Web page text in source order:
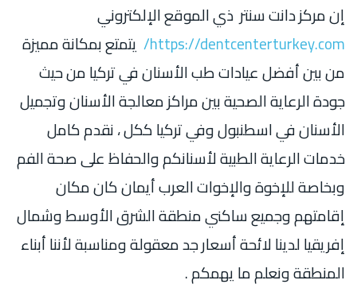
إن مركز دانت سنتر ذي الموقع الإلكتروني
https://dentcenterturkey.com/ يتمتع بمكانة مميزة
من بين أفضل عيادات طب الأسنان في تركيا من حيث
جودة الرعاية الصحية بين مراكز معالجة الأسنان وتجميل
الأسنان في اسطنبول وفي تركيا ككل ، نقدم كامل
خدمات الرعاية الطبية لأسنانكم والحفاظ على صحة الفم
وبخاصة للإخوة والإخوات العرب أيمان كان مكان
إقامتهم وجميع ساكني منطقة الشرق الأوسط وشمال
إفريقيا لدينا لائحة أسعار جد معقولة ومناسبة لأننا أبناء
المنطقة ونعلم ما يهمكم .